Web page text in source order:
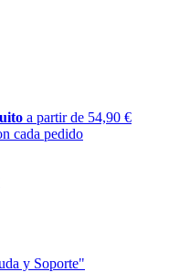
a partir de 54,90 €
cada pedido
y Soporte"